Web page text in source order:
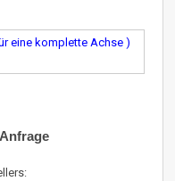
eine komplette Achse )